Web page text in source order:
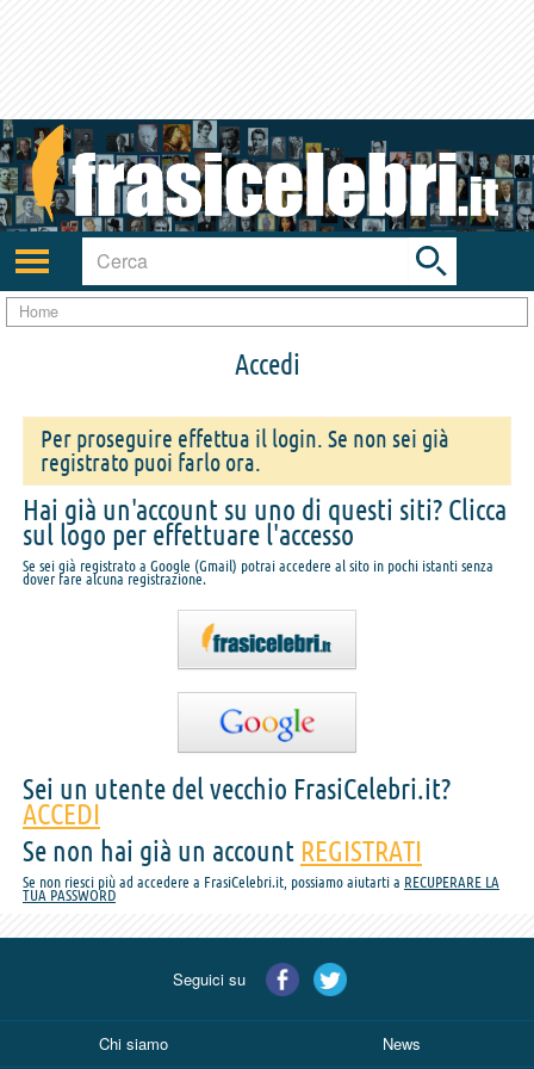
Attiva/disattiva
navigazione
Toggle
search
bar
Home
Accedi
Per proseguire effettua il login. Se non sei già
registrato puoi farlo ora.
Hai già un'account su uno di questi siti? Clicca
sul logo per effettuare l'accesso
Se sei già registrato a Google (Gmail) potrai accedere al sito in pochi istanti senza
dover fare alcuna registrazione.
Sei un utente del vecchio FrasiCelebri.it?
ACCEDI
Se non hai già un account REGISTRATI
Se non riesci più ad accedere a FrasiCelebri.it, possiamo aiutarti a RECUPERARE LA
TUA PASSWORD
Seguici su
Chi siamo News